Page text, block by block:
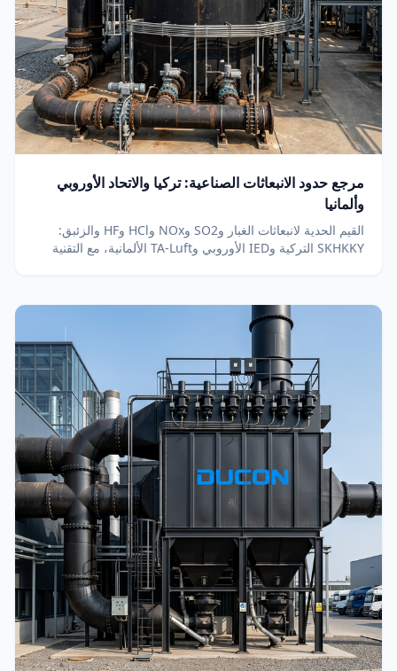
مرجع حدود الانبعاثات الصناعية: تركيا والاتحاد الأوروبي
وألمانيا
القيم الحدية لانبعاثات الغبار وSO2 وNOx وHCl وHF والزئبق:
SKHKKY التركية وIED الأوروبي وTA-Luft الألمانية، مع التقنية